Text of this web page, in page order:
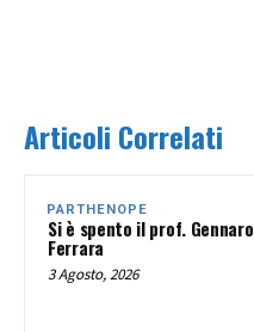
Articoli Correlati
PARTHENOPE
Si è spento il prof. Gennaro
Ferrara
3 Agosto, 2026